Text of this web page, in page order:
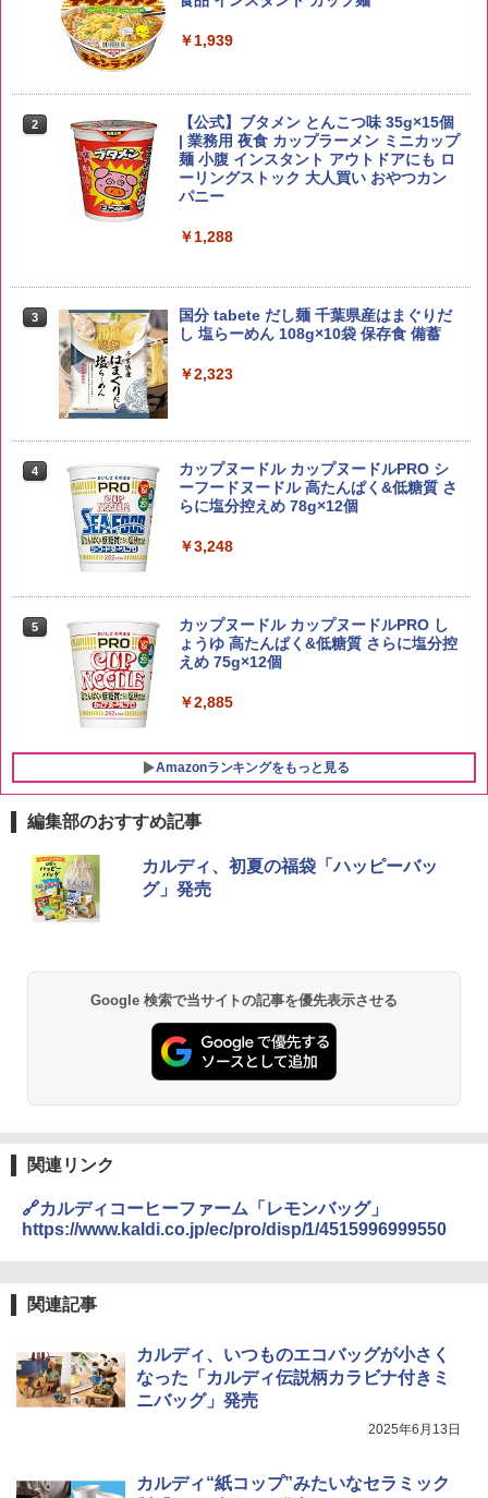
2
【在庫処分価格】ももたろう印 無洗米 5
kg 業務用 お米マイスターブレンド
￥2,680
3
野沢農産 無洗米 青い流るる コシヒカリ
5kg 長野県産 令和7年産
4
by Amazon あきたこまちブレンド 無洗
米 5kg
￥3,396
5
新潟ケンベイ【精米】新潟県産にじのき
らめき 5kg 令和7年産
￥3,056
お得 4リットル
角瓶 2700ml サントリー ウイスキー ハ
イボール 大容量
3
角ハイボール 350ml×24本 サントリー ウ
イスキー ハイボール 缶
￥4,927
4
トリスウイスキー 4000ml サントリー 大
容量 4リットル
5
サントリー シングルモルト ウイスキー
白州 Story of the Distillery 2026 化粧箱
入 700ml
￥19,860
￥1,939
2
【公式】ブタメン とんこつ味 35g×15個
| 業務用 夜食 カップラーメン ミニカップ
麺 小腹 インスタント アウトドアにも ロ
ーリングストック 大人買い おやつカン
パニー
￥1,288
3
国分 tabete だし麺 千葉県産はまぐりだ
し 塩らーめん 108g×10袋 保存食 備蓄
￥2,323
4
カップヌードル カップヌードルPRO シ
ーフードヌードル 高たんぱく&低糖質 さ
らに塩分控えめ 78g×12個
￥3,248
5
カップヌードル カップヌードルPRO し
ょうゆ 高たんぱく&低糖質 さらに塩分控
えめ 75g×12個
￥2,885
Amazonランキングをもっと見る
1
[山善] スチームオーブンレンジ 25L 一人
暮らし 二人暮らし フラットテーブル ス
チーム調理 自動メニュー19種搭載 角皿
シャープ 過熱水蒸気 オーブンレンジ 26
L コンベクション 2段調理 ホワイト RE-
SS26B-W
3
高効率 15L 一人暮らし 二人暮らし スチ
ーム調理 フラットテーブル トースト機
4
TOSHIBA(東芝) スチームオーブンレン
ジ 石窯ドーム ER-D80A(K) ブラック 25
0℃ 1段調理 フラットテーブル 電子レン
らし ファミリー
編集部のおすすめ記事
カルディ、初夏の福袋「ハッピーバッ
グ」発売
Google 検索で当サイトの記事を優先表示させる
関連リンク
🔗カルディコーヒーファーム「レモンバッグ」
https://www.kaldi.co.jp/ec/pro/disp/1/4515996999550
関連記事
カルディ、いつものエコバッグが小さく
なった「カルディ伝説柄カラビナ付きミ
ニバッグ」発売
2025年6月13日
カルディ“紙コップ”みたいなセラミック